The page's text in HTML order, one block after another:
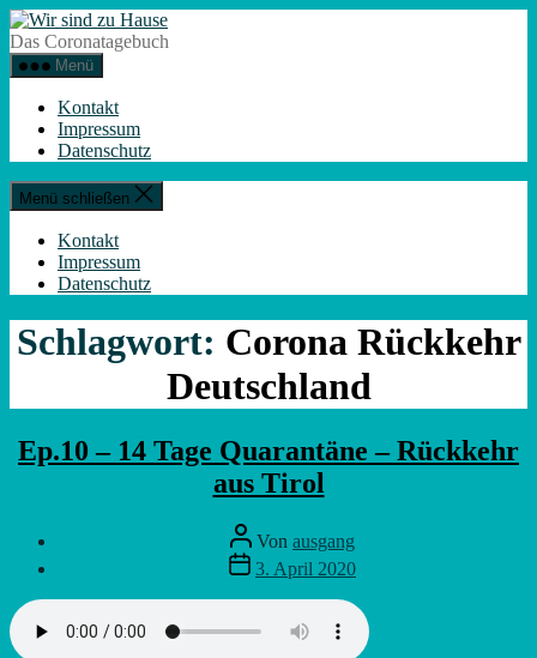
Zum
Inhalt
springen
Wir
sind
Das Coronatagebuch
Menü
Kontakt
Impressum
Datenschutz
Menü schließen
Kontakt
Impressum
Datenschutz
Schlagwort: Corona Rückkehr
Deutschland
Ep.10 – 14 Tage Quarantäne – Rückkehr
aus Tirol
Beitragsautor
Von ausgang
Veröffentlichungsdatum
3. April 2020